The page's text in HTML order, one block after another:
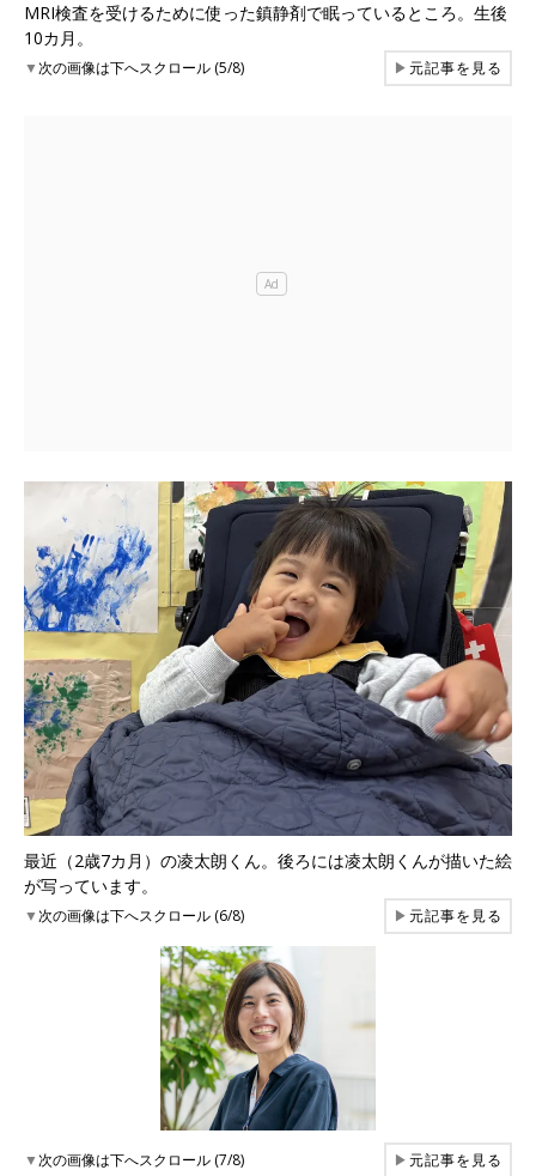
MRI検査を受けるために使った鎮静剤で眠っているところ。生後
10カ月。
▼次の画像は下へスクロール (5/8) ▶元記事を見る
最近（2歳7カ月）の凌太朗くん。後ろには凌太朗くんが描いた絵
が写っています。
▼次の画像は下へスクロール (6/8) ▶元記事を見る
▼次の画像は下へスクロール (7/8) ▶元記事を見る